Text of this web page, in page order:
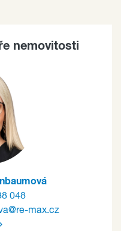
nemovitosti
048
max.cz